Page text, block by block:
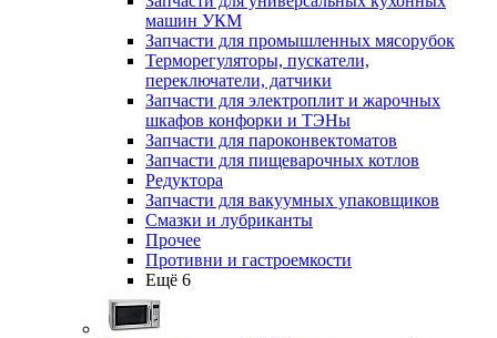
машин УКМ
Запчасти для промышленных мясорубок
Терморегуляторы, пускатели,
переключатели, датчики
Запчасти для электроплит и жарочных
шкафов конфорки и ТЭНы
Запчасти для пароконвектоматов
Запчасти для пищеварочных котлов
Редуктора
Запчасти для вакуумных упаковщиков
Смазки и лубриканты
Прочее
Противни и гастроемкости
Ещё 6